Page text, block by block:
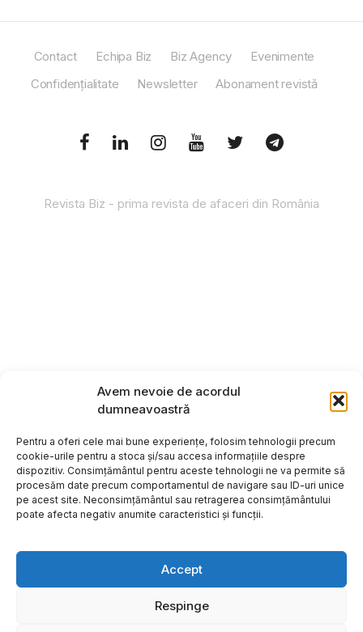
Avem nevoie de acordul
dumneavoastră
Pentru a oferi cele mai bune experiențe, folosim tehnologii precum
cookie-urile pentru a stoca și/sau accesa informațiile despre
dispozitiv. Consimțământul pentru aceste tehnologii ne va permite să
procesăm date precum comportamentul de navigare sau ID-uri unice
pe acest site. Neconsimțământul sau retragerea consimțământului
poate afecta negativ anumite caracteristici și funcții.
Accept
Respinge
Contact Echipa Biz Biz Agency
Evenimente
Confidențialitate
Newsletter Abonament revistă
Revista Biz - prima revista de afaceri din România
Copyright ©2026